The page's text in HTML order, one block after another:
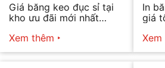
Giá băng keo đục sỉ tại
kho ưu đãi mới nhất
Xem thêm
In
giá
Xem